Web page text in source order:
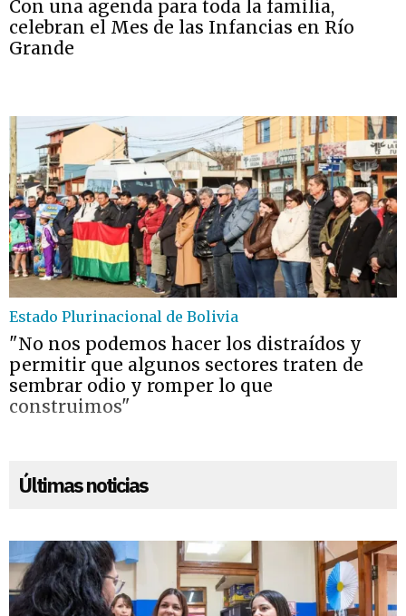
Con una agenda para toda la familia,
celebran el Mes de las Infancias en Río
Grande
Estado Plurinacional de Bolivia
"No nos podemos hacer los distraídos y
permitir que algunos sectores traten de
sembrar odio y romper lo que
construimos"
Últimas noticias